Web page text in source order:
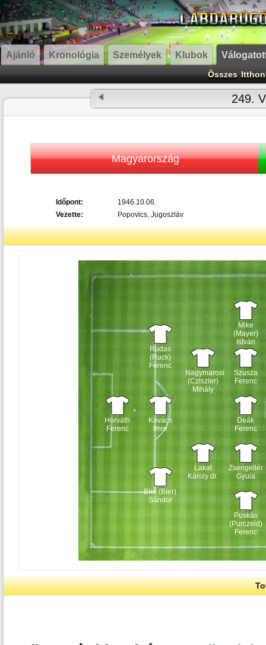
Ajánló Kronológia Személyek Klubok
Összes Itthon
249.
Magyarország
Időpont:
1946.10.06.
Vezette:
Popovics, Jugoszláv
Horváth
Ferenc
Rudas
(Ruck)
Ferenc
Kovács
Imre
Bíró (Bier)
Sándor
Nagymarosi
(Cziszler)
Mihály
Lakat
Károly dr.
Mike
(Mayer)
István
Szusza
Ferenc
Deák
Ferenc
Zsengellér
Gyula
Puskás
(Purczeld)
Ferenc